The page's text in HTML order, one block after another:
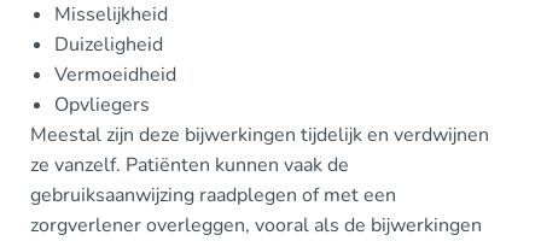
Misselijkheid
Duizeligheid
Vermoeidheid
Opvliegers
Meestal zijn deze bijwerkingen tijdelijk en verdwijnen
ze vanzelf. Patiënten kunnen vaak de
gebruiksaanwijzing raadplegen of met een
zorgverlener overleggen, vooral als de bijwerkingen